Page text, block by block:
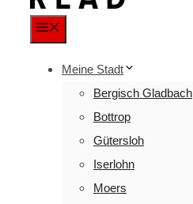
Meine Stadt
Bergisch Gladbach
Bottrop
Gütersloh
Iserlohn
Moers